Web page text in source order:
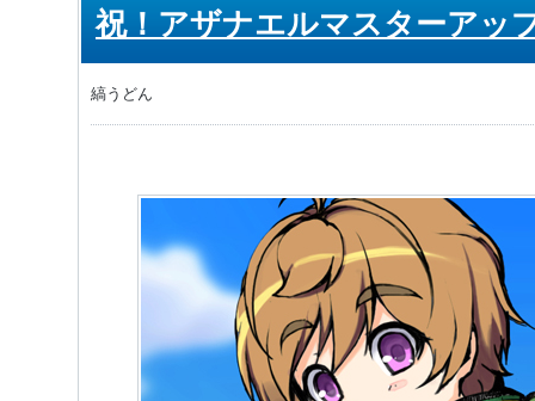
祝！アザナエルマスターアッ
縞うどん